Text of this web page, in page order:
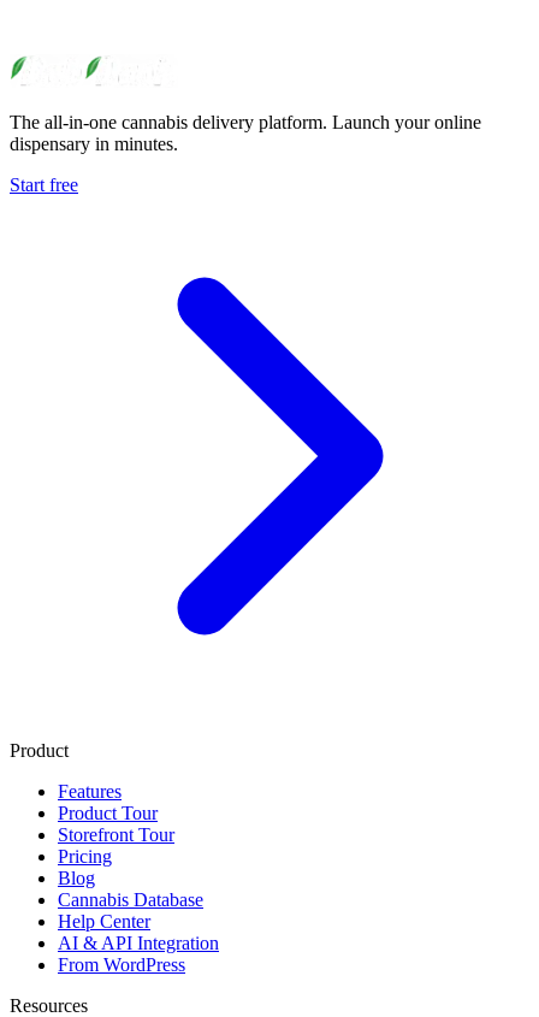
The all-in-one cannabis delivery platform. Launch your online
dispensary in minutes.
Start free
Product
Features
Product Tour
Storefront Tour
Pricing
Blog
Cannabis Database
Help Center
AI & API Integration
From WordPress
Resources